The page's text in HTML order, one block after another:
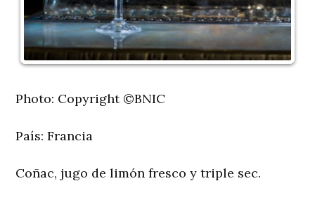
Photo: Copyright ©BNIC
País: Francia
Coñac, jugo de limón fresco y triple sec.